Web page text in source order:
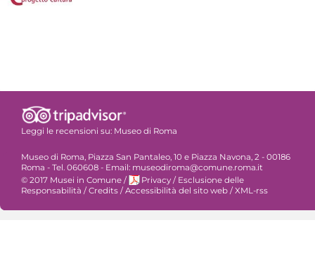
Leggi le recensioni su: Museo di Roma
Museo di Roma, Piazza San Pantaleo, 10 e Piazza Navona, 2 - 00186
Roma - Tel. 060608 - Email: museodiroma@comune.roma.it
© 2017 Musei in Comune / Privacy / Esclusione delle
Responsabilità / Credits / Accessibilità del sito web / XML-rss